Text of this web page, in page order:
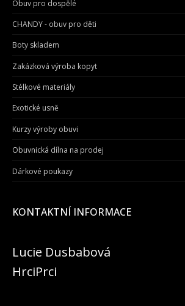
Obuv pro dospělé
CHANDY - obuv pro děti
Boty skladem
Zakázková výroba kopyt
Stélkové materiály
Exotické usně
Kurzy výroby obuvi
Obuvnická dílna na prodej
Dárkové poukazy
KONTAKTNÍ INFORMACE
Lucie Dusbabová
HrciPrci